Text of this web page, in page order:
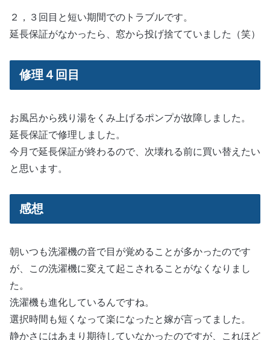
２，３回目と短い期間でのトラブルです。
延長保証がなかったら、窓から投げ捨てていました（笑）
修理４回目
お風呂から残り湯をくみ上げるポンプが故障しました。
延長保証で修理しました。
今月で延長保証が終わるので、次壊れる前に買い替えたい
と思います。
感想
朝いつも洗濯機の音で目が覚めることが多かったのです
が、この洗濯機に変えて起こされることがなくなりまし
た。
洗濯機も進化しているんですね。
選択時間も短くなって楽になったと嫁が言ってました。
静かさにはあまり期待していなかったのですが、これほど